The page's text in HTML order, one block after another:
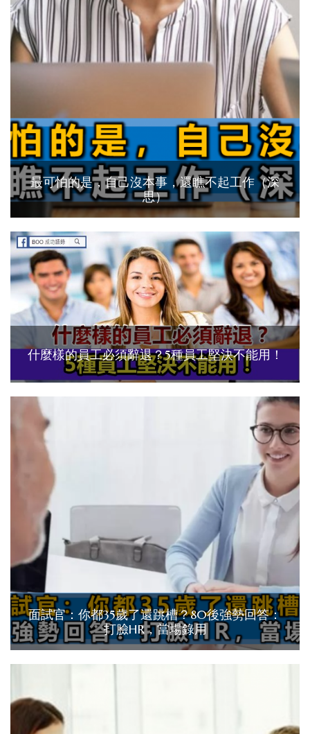
最可怕的是，自己沒本事，還瞧不起工作（深
思）
什麼樣的員工必須辭退？5種員工堅決不能用！
面試官：你都35歲了還跳槽？80後強勢回答：
打臉HR，當場錄用